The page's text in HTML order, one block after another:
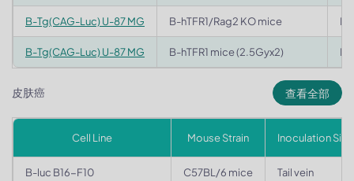
B-Tg(CAG-Luc) U-87 MG B-hTFR1/Rag2 KO mice
B-Tg(CAG-Luc) U-87 MG B-hTFR1 mice (2.5Gyx2)
皮肤癌 查看全部
Cell Line Mouse Strain Inoculation Site
B-luc B16-F10 C57BL/6 mice Tail vein